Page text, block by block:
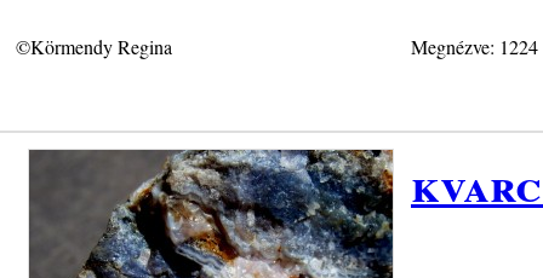
©Körmendy Regina Megnézve: